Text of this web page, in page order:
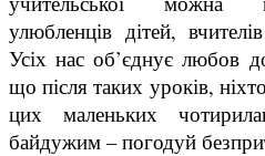
улюбленців дітей,
Усіх нас об’єднує любов
що після таких уроків,
цих маленьких
байдужим – погодуй